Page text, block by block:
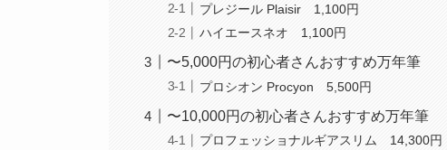
プレジール Plaisir 1,100円
ハイエースネオ 1,100円
〜5,000円の初心者さんおすすめ万年筆
プロシオン Procyon 5,500円
〜10,000円の初心者さんおすすめ万年筆
プロフェッショナルギアスリム 14,300円